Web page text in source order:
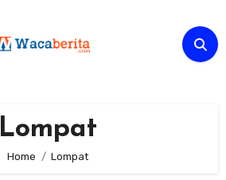
Lompat
Home Lompat